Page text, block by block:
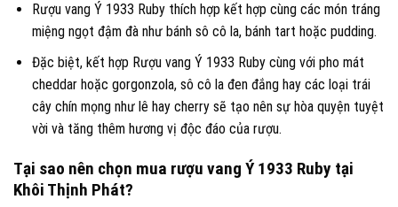
Rượu vang Ý 1933 Ruby thích hợp kết hợp cùng các món tráng
miệng ngọt đậm đà như bánh sô cô la, bánh tart hoặc pudding.
Đặc biệt, kết hợp Rượu vang Ý 1933 Ruby cùng với pho mát
cheddar hoặc gorgonzola, sô cô la đen đắng hay các loại trái
cây chín mọng như lê hay cherry sẽ tạo nên sự hòa quyện tuyệt
vời và tăng thêm hương vị độc đáo của rượu.
Tại sao nên chọn mua rượu vang Ý 1933 Ruby tại
Khôi Thịnh Phát?